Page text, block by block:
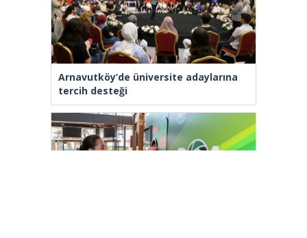
Arnavutköy’de üniversite adaylarına
tercih desteği